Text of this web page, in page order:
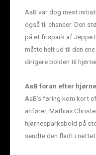
AaB var dog mest
også til chancer. Den
på et frispark af Jeppe
måtte helt ud til den
dirigere bolden til
AaB foran efter
AaB’s føring kom kort
anfører, Mathias
hjørnesparksbold på
sendte den fladt i nettet.